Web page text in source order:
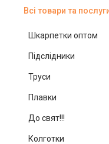
Всі товари та
Шкарпетки оптом
Підслідники
Труси
Плавки
До свят!!!
Колготки